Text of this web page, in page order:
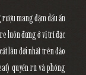
mang đậm dấu ấn
luôn đứng ở vị trí đặc
lâu đời nhất trên đảo
quyến rũ và phóng